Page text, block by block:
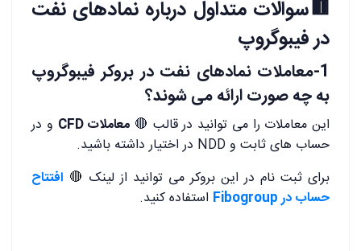
🟥سوالات متداول درباره نمادهای نفت
در فیبوگروپ
1-معاملات نمادهای نفت در بروکر فیبوگروپ
به چه صورت ارائه می شوند؟
این معاملات را می توانید در قالب 🔴 معاملات CFD
و در
حساب های ثابت و NDD در اختیار داشته باشید.
برای ثبت نام در این بروکر می توانید از لینک 🔴 افتتاح
حساب در Fibogroup
استفاده کنید.